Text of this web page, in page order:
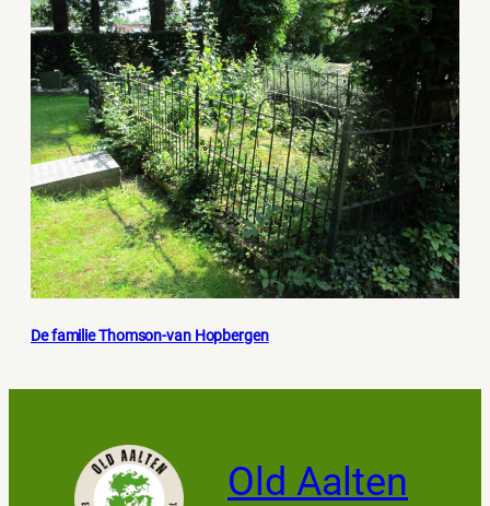
De familie Thomson-van Hopbergen
Old Aalten